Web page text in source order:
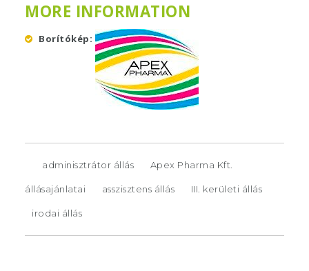
MORE INFORMATION
Borítókép
adminisztrátor állás Apex Pharma Kft.
állásajánlatai asszisztens állás III. kerületi állás
irodai állás